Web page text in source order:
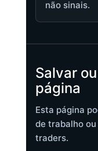
não sinais.
Salvar
página
Esta página
de trabalho
traders.